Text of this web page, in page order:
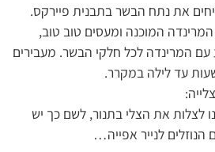
את נתח הבשר בתבנית פיירקס.
המוכנה ומעסים טוב טוב,
עם המרינדה לכל חלקי הבשר. מעבירים
לצלות את הצלי בתנור, לשם כך יש
לנייר אפייה…